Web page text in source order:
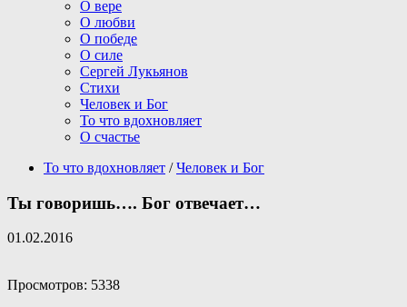
О вере
О любви
О победе
О силе
Сергей Лукьянов
Стихи
Человек и Бог
То что вдохновляет
О счастье
То что вдохновляет / Человек и Бог
Ты говоришь…. Бог отвечает…
01.02.2016
Просмотров: 5338